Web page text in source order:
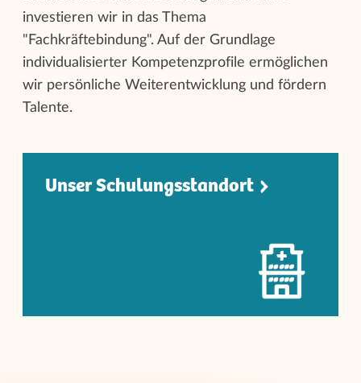
investieren wir in das Thema
"Fachkräftebindung". Auf der Grundlage
individualisierter Kompetenzprofile ermöglichen
wir persönliche Weiterentwicklung und fördern
Talente.
Unser Schulungsstandort